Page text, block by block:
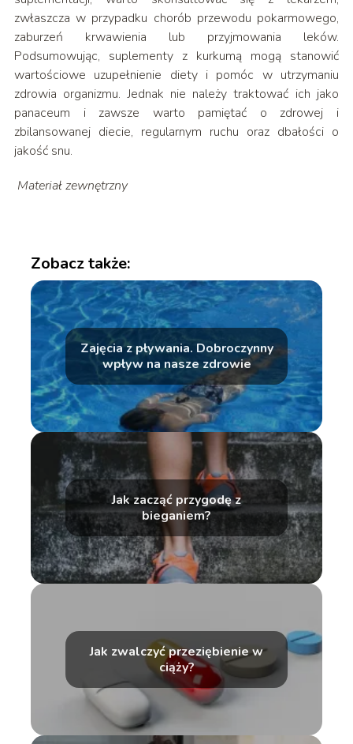
zwłaszcza w przypadku chorób przewodu pokarmowego,
zaburzeń krwawienia lub przyjmowania leków.
Podsumowując, suplementy z kurkumą mogą stanowić
wartościowe uzupełnienie diety i pomóc w utrzymaniu
zdrowia organizmu. Jednak nie należy traktować ich jako
panaceum i zawsze warto pamiętać o zdrowej i
zbilansowanej diecie, regularnym ruchu oraz dbałości o
jakość snu.
Materiał zewnętrzny
Zobacz także:
Zajęcia z pływania. Dobroczynny
wpływ na nasze zdrowie
Jak zacząć przygodę z
bieganiem?
Jak zwalczyć przeziębienie w
ciąży?